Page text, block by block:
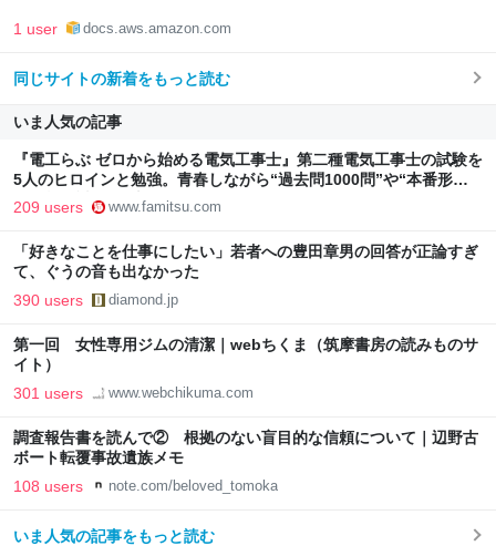
1 user docs.aws.amazon.com
同じサイトの新着をもっと読む
いま人気の記事
『電工らぶ ゼロから始める電気工事士』第二種電気工事士の試験を
5人のヒロインと勉強。青春しながら“過去問1000問”や“本番形式
CBT模擬試験”で本格的に学べるノベルゲーム | ゲーム・エンタメ
最新情報のファミ通.com
209 users www.famitsu.com
「好きなことを仕事にしたい」若者への豊田章男の回答が正論すぎ
て、ぐうの音も出なかった
390 users diamond.jp
第一回 女性専用ジムの清潔｜webちくま（筑摩書房の読みものサ
イト）
301 users www.webchikuma.com
調査報告書を読んで② 根拠のない盲目的な信頼について｜辺野古
ボート転覆事故遺族メモ
108 users note.com/beloved_tomoka
いま人気の記事をもっと読む